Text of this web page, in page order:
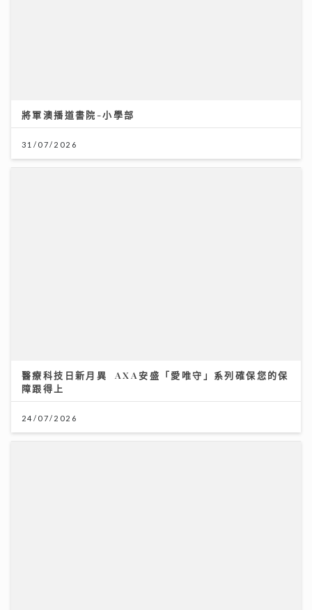
將軍澳播道書院-小學部
31/07/2026
醫療科技日新月異 AXA安盛「愛唯守」系列確保您的保
障跟得上
24/07/2026